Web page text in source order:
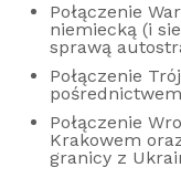
Połączenie
niemiecką (i
sprawą
Połączenie
Połączenie
Krakowem
granicy z